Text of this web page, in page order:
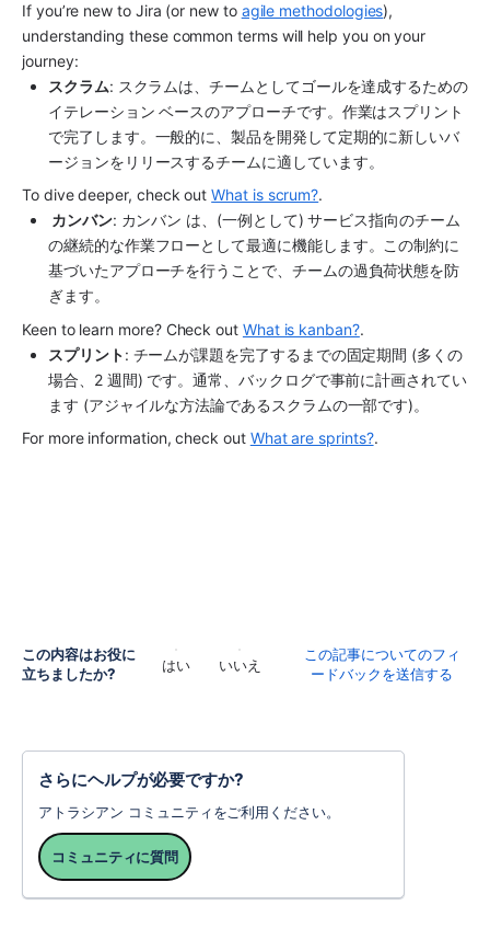
If you’re new to Jira (or new to agile methodologies),
understanding these common terms will help you on your
journey:
スクラム: スクラムは、チームとしてゴールを達成するための
イテレーション ベースのアプローチです。作業はスプリント
で完了します。一般的に、製品を開発して定期的に新しいバ
ージョンをリリースするチームに適しています。
To dive deeper, check out What is scrum?.
カンバン: カンバン は、(一例として) サービス指向のチーム
の継続的な作業フローとして最適に機能します。この制約に
基づいたアプローチを行うことで、チームの過負荷状態を防
ぎます。
Keen to learn more? Check out What is kanban?.
スプリント: チームが課題を完了するまでの固定期間 (多くの
場合、2 週間) です。通常、バックログで事前に計画されてい
ます (アジャイルな方法論であるスクラムの一部です)。
For more information, check out What are sprints?.
この内容はお役に
立ちましたか?
はい いいえ
この記事についてのフィ
ードバックを送信する
さらにヘルプが必要ですか?
アトラシアン コミュニティをご利用ください。
コミュニティに質問